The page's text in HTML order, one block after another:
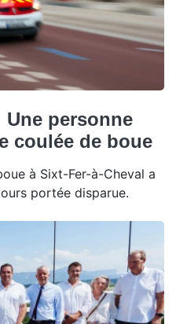
Une personne
coulée de boue
à Sixt-Fer-à-Cheval a
portée disparue.